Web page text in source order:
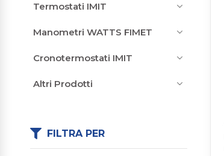
Termostati IMIT
Manometri WATTS FIMET
Cronotermostati IMIT
Altri Prodotti
FILTRA PER